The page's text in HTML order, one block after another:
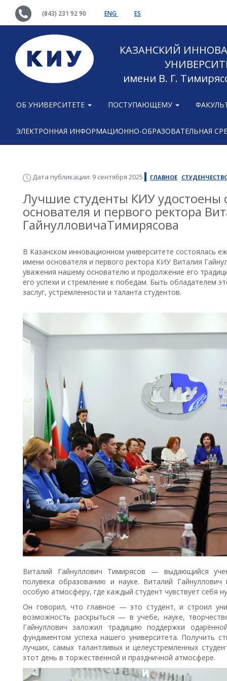
(843) 231 92 90 ENG ES
КАЗАНСКИЙ
имени В. Г.
ОБ УНИВЕРСИТЕТЕ ПОСТУПАЮЩЕМУ
ЭЛЕКТРОННАЯ ИНФОРМАЦИОННО-ОБРАЗОВАТЕЛЬНАЯ
Дата публикации: 9 сентября 2025 ГЛАВНОЕ
Лучшие студенты КИУ удостоены
основателя и первого ректора
ГайнулловичаТимирясова
В Казанском инновационном университете состоялась
имени основателя и первого ректора КИУ Виталия
уважения нашему основателю и продолжение его
его успехи и стремление к победам. Быть обладателем
заслуг, устремленности и таланта студентов.
Виталий Гайнуллович Тимирясов — выдающийся
полувека образованию и науке. Виталий
особую атмосферу, где каждый студент чувствует себя
Он говорил, что главное — это студент, и строил
возможность раскрыться — в учебе, науке,
Гайнуллович заложил традицию поддержки
фундаментом успеха нашего университета. Получить
лучших, самых талантливых и целеустремленных
этот день в торжественной и праздничной атмосфере.